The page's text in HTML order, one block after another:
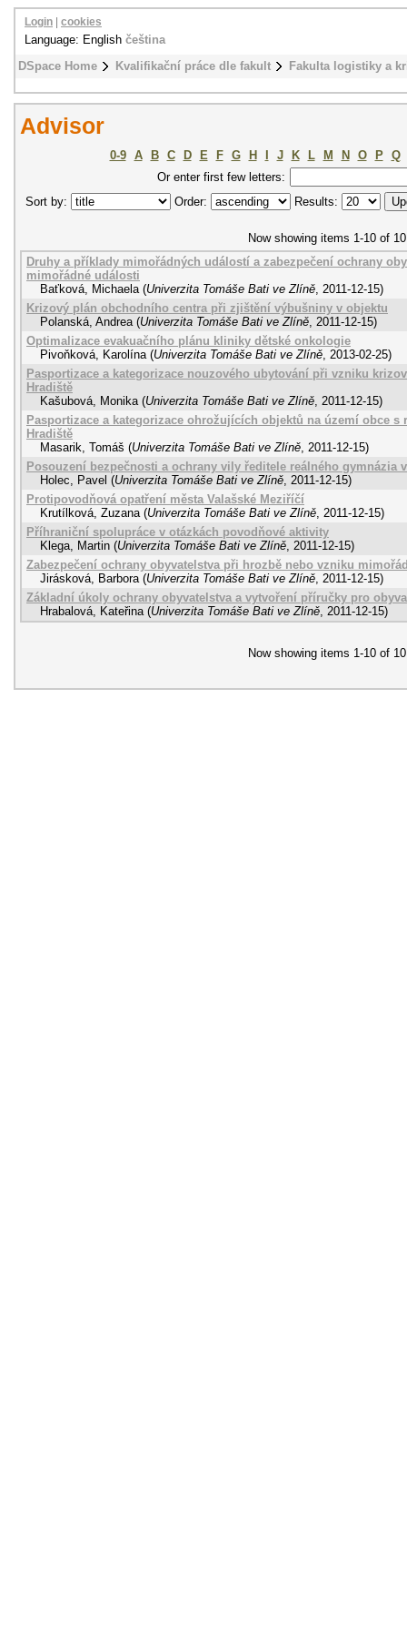
DSpace Home Kvalifikační práce dle fakult Fakulta logistiky a
Login cookies
Language: English čeština
Advisor
0-9 A B C D E F G H J K L M N O P
Q
Or enter first few letters:
Sort by:
Order: Results:
Now showing items 1-10 of 10
Druhy a příklady mimořádných událostí a zabezpečení ochrany
mimořádné události
Baťková, Michaela (Univerzita Tomáše Bati ve Zlíně, 2011-12-15)
Krizový plán obchodního centra při zjištění výbušniny v objektu
Polanská, Andrea (Univerzita Tomáše Bati ve Zlíně, 2011-12-15)
Optimalizace evakuačního plánu kliniky dětské onkologie
Pivoňková, Karolína (Univerzita Tomáše Bati ve Zlíně, 2013-02-25)
Pasportizace a kategorizace nouzového ubytování při vzniku
Hradiště
Kašubová, Monika (Univerzita Tomáše Bati ve Zlíně, 2011-12-15)
Pasportizace a kategorizace ohrožujících objektů na území obce
Hradiště
Masarik, Tomáš (Univerzita Tomáše Bati ve Zlíně, 2011-12-15)
Posouzení bezpečnosti a ochrany vily ředitele reálného gymnázia
Holec, Pavel (Univerzita Tomáše Bati ve Zlíně, 2011-12-15)
Protipovodňová opatření města Valašské Meziříčí
Krutílková, Zuzana (Univerzita Tomáše Bati ve Zlíně, 2011-12-15)
Příhraniční spolupráce v otázkách povodňové aktivity
Klega, Martin (Univerzita Tomáše Bati ve Zlíně, 2011-12-15)
Zabezpečení ochrany obyvatelstva při hrozbě nebo vzniku
Jirásková, Barbora (Univerzita Tomáše Bati ve Zlíně, 2011-12-15)
Základní úkoly ochrany obyvatelstva a vytvoření příručky pro
Hrabalová, Kateřina (Univerzita Tomáše Bati ve Zlíně, 2011-12-15)
Now showing items 1-10 of 10